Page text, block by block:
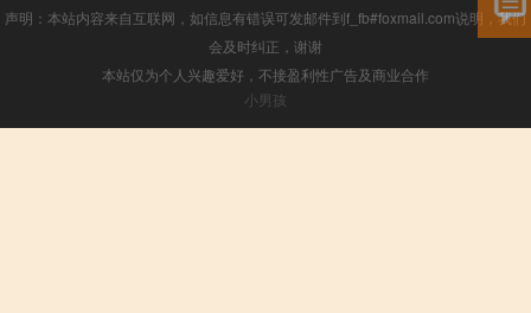
声明：本站内容来自互联网，如信息有错误可发邮件到f_fb#foxmail.com说明，我们
会及时纠正，谢谢
本站仅为个人兴趣爱好，不接盈利性广告及商业合作
小男孩